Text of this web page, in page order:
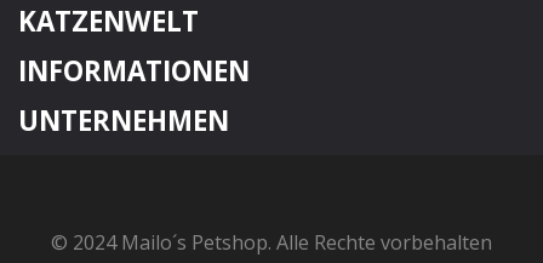
KATZENWELT
INFORMATIONEN
UNTERNEHMEN
© 2024 Mailo´s Petshop. Alle Rechte vorbehalten